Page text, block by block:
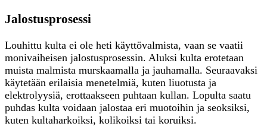
Jalostusprosessi
Louhittu kulta ei ole heti käyttövalmista, vaan se vaatii
monivaiheisen jalostusprosessin. Aluksi kulta erotetaan
muista malmista murskaamalla ja jauhamalla. Seuraavaksi
käytetään erilaisia menetelmiä, kuten liuotusta ja
elektrolyysiä, erottaakseen puhtaan kullan. Lopulta saatu
puhdas kulta voidaan jalostaa eri muotoihin ja seoksiksi,
kuten kultaharkoiksi, kolikoiksi tai koruiksi.